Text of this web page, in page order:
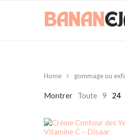
Home gommage ou
Montrer Toute 9 24